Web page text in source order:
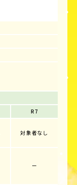
R7
対象者なし
ー